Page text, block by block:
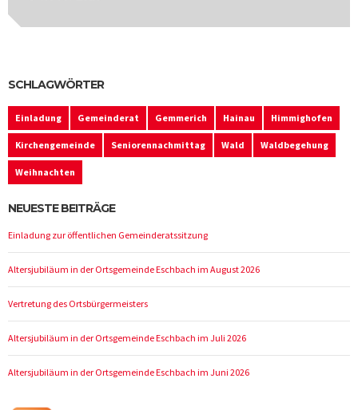
SCHLAGWÖRTER
Einladung Gemeinderat Gemmerich Hainau Himmighofen
Kirchengemeinde Seniorennachmittag Wald Waldbegehung
Weihnachten
NEUESTE BEITRÄGE
Einladung zur öffentlichen Gemeinderatssitzung
Altersjubiläum in der Ortsgemeinde Eschbach im August 2026
Vertretung des Ortsbürgermeisters
Altersjubiläum in der Ortsgemeinde Eschbach im Juli 2026
Altersjubiläum in der Ortsgemeinde Eschbach im Juni 2026